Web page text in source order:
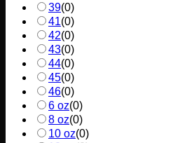
39(0)
41(0)
42(0)
43(0)
44(0)
45(0)
46(0)
6 oz(0)
8 oz(0)
10 oz(0)